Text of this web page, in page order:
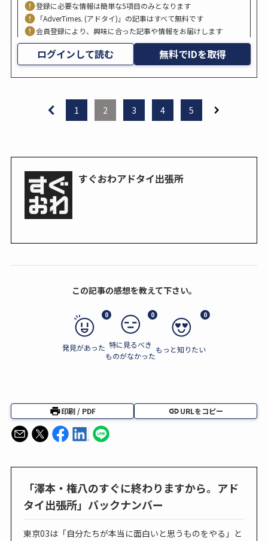
登録に必要な情報は簡単な5項目のみとなります
「AdverTimes. (アドタイ)」の記事はすべて無料です
会員登録により、興味に合った記事や情報をお届けします
ログインして読む 無料でIDを取得
1 2 3 4 5
すぐおわアドタイ出張所
この記事の感想を教えて下さい。
0
発見があった
0
特に見るべき
ものがなかった
0
もっと知りたい
印刷 / PDF URLをコピー
「澤本・権八のすぐに終わりますから。アド
タイ出張所」バックナンバー
東京03は「自分たちが本当に面白いと思うものをやる」と